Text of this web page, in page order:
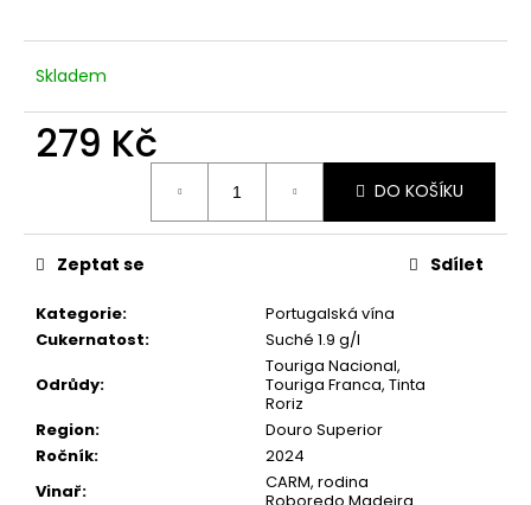
Skladem
279 Kč
DO KOŠÍKU
Kategorie:
Portugalská vína
Cukernatost:
Suché 1.9 g/l
Odrůdy:
Touriga Nacional,
Touriga Franca, Tinta
Roriz
Region:
Douro Superior
Ročník:
2024
Vinař:
CARM, rodina
Roboredo Madeira
Zeptat se Sdílet
o
u
u
m
e
ČERNÝ
AZORSKÝ
ORANGE
100G,
GORREANA
239